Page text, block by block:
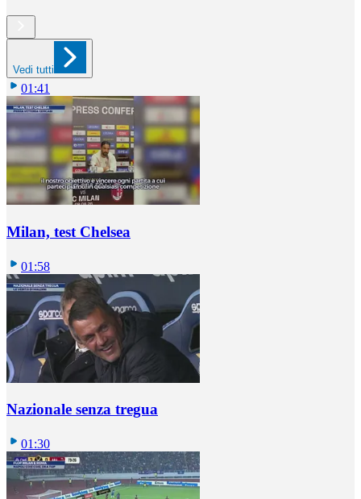
Vedi tutti
01:41
Milan, test Chelsea
01:58
Nazionale senza tregua
01:30